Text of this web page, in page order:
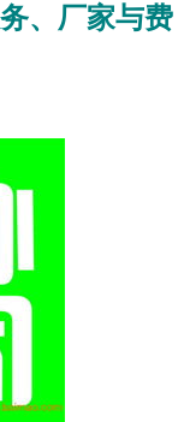
、厂家与费